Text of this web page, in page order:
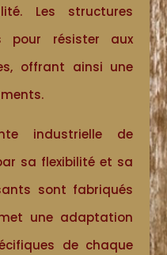
Les structures
pour résister aux
offrant ainsi une
industrielle de
sa flexibilité et sa
sont fabriqués
une adaptation
de chaque